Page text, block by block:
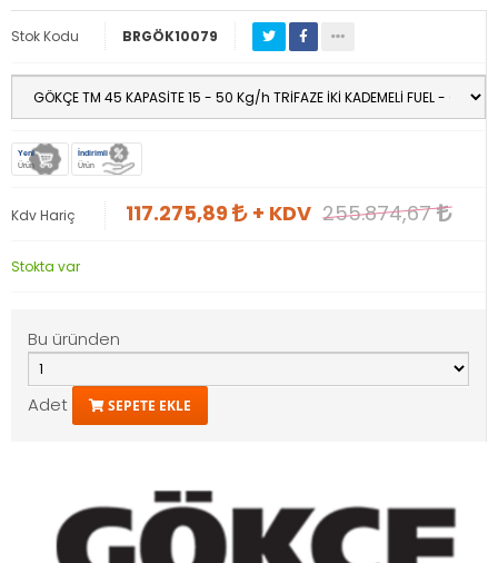
Stok Kodu BRGÖK10079
Yeni
Ürün
İndirimli
Ürün
Kdv Hariç 117.275,89 + KDV 255.874,67
Stokta var
Bu üründen
Adet SEPETE EKLE